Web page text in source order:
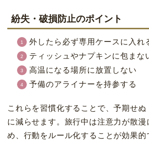
紛失・破損防止のポイント
外したら必ず専用ケースに入れ
ティッシュやナプキンに包まな
高温になる場所に放置しない
予備のアライナーを持参する
これらを習慣化することで、予期せぬ
に減らせます。旅行中は注意力が散漫
め、行動をルール化することが効果的